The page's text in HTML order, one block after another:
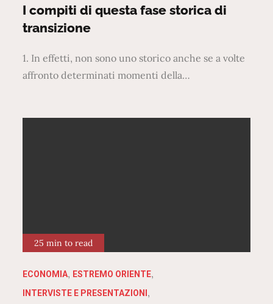
on
I compiti di questa fase storica di
transizione
1. In effetti, non sono uno storico anche se a volte
affronto determinati momenti della…
25 min to read
ECONOMIA
ESTREMO ORIENTE
INTERVISTE E PRESENTAZIONI